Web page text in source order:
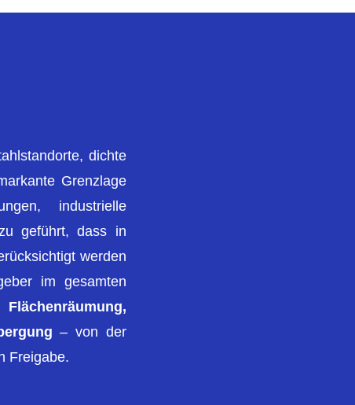
dichte
Grenzlage
industrielle
geführt, dass in
werden
im gesamten
– von der
Freigabe.